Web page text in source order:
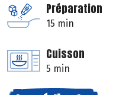
Préparation
15 min
Cuisson
5 min